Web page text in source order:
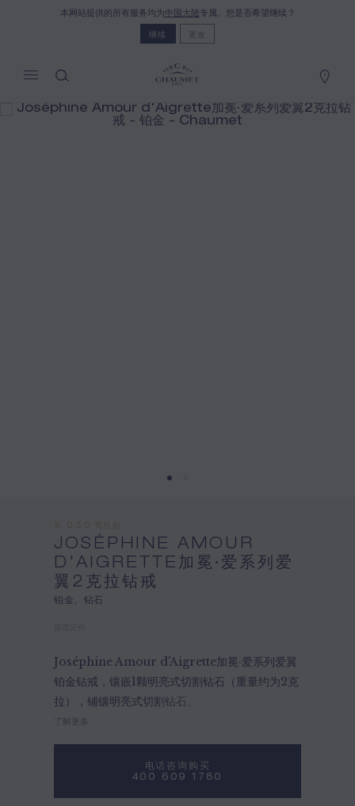
本网站提供的所有服务均为中国大陆专属。您是否希望继续？
继续 更改
从 0.50 克拉起
JOSÉPHINE AMOUR
D'AIGRETTE加冕·爱系列爱
翼2克拉钻戒
铂金、钻石
Joséphine Amour d'Aigrette加冕·爱系列爱翼
铂金钻戒，镶嵌1颗明亮式切割钻石（重量约为2克
拉），铺镶明亮式切割钻石。
了解更多
电话咨询购买
400 609 1780
JOSÉPHINE AMOUR D'AIGRETTE
Shop now